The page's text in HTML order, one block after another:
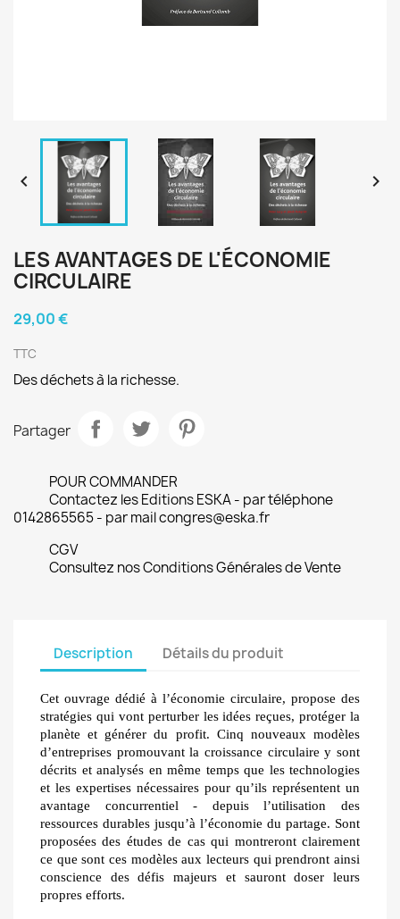
 
LES AVANTAGES DE L'ÉCONOMIE
CIRCULAIRE
29,00 €
TTC
Des déchets à la richesse.
Partager
POUR COMMANDER
Contactez les Editions ESKA - par téléphone
0142865565 - par mail congres@eska.fr
CGV
Consultez nos Conditions Générales de Vente
Description Détails du produit
Cet ouvrage dédié à l’économie circulaire, propose des
stratégies qui vont perturber les idées reçues, protéger la
planète et générer du profit. Cinq nouveaux modèles
d’entreprises promouvant la croissance circulaire y sont
décrits et analysés en même temps que les technologies
et les expertises nécessaires pour qu’ils représentent un
avantage concurrentiel - depuis l’utilisation des
ressources durables jusqu’à l’économie du partage. Sont
proposées des études de cas qui montreront clairement
ce que sont ces modèles aux lecteurs qui prendront ainsi
conscience des défis majeurs et sauront doser leurs
propres efforts.